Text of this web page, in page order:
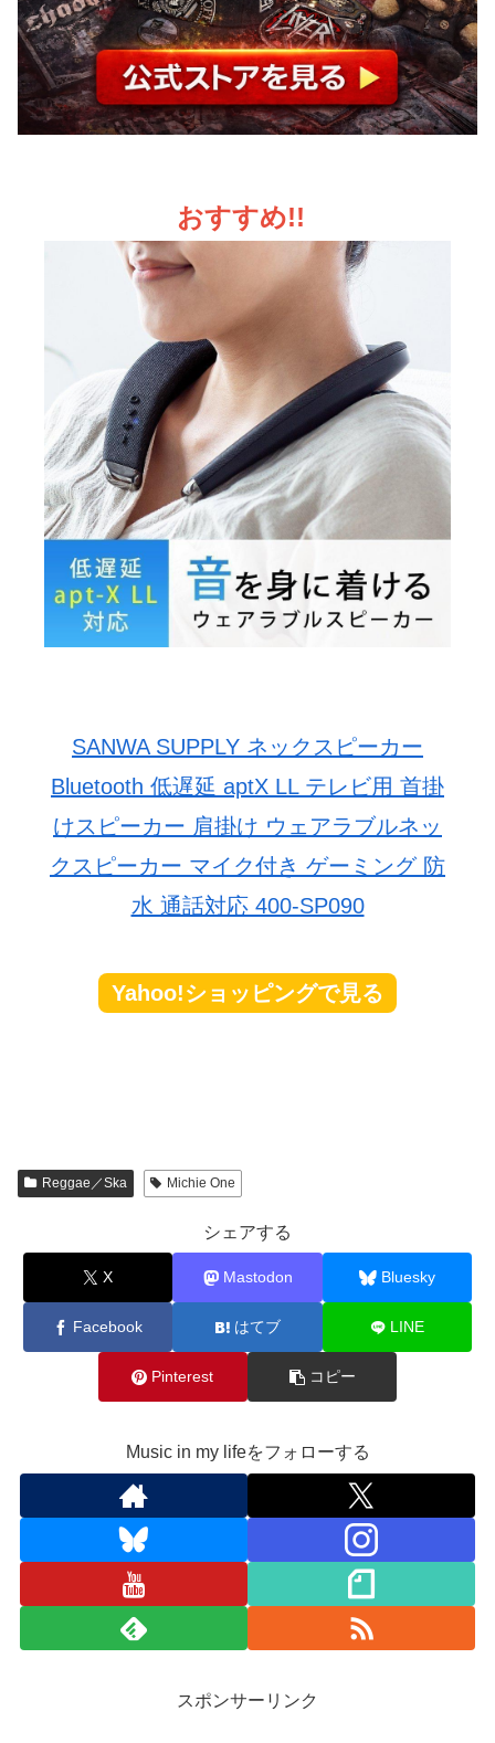
おすすめ!!
SANWA SUPPLY ネックスピーカー
Bluetooth 低遅延 aptX LL テレビ用 首掛
けスピーカー 肩掛け ウェアラブルネッ
クスピーカー マイク付き ゲーミング 防
水 通話対応 400-SP090
Yahoo!ショッピングで見る
Reggae／Ska Michie One
シェアする
X Mastodon Bluesky
Facebook はてブ LINE
Pinterest コピー
Music in my lifeをフォローする
スポンサーリンク